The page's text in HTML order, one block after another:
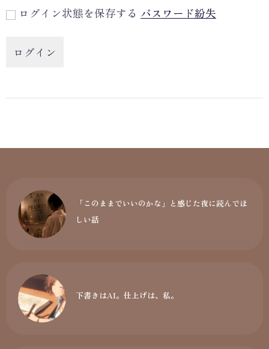
ログイン状態を保存する パスワード紛失
「このままでいいのかな」と感じた夜に読んでほ
しい話
下書きはAI。仕上げは、私。